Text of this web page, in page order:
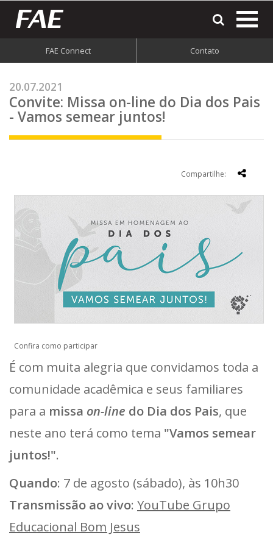
FAE Connect Contato
20.07.2021
Convite: Missa on-line do Dia dos Pais
- Vamos semear juntos!
Compartilhe:
Confira como participar
É com muita alegria que convidamos toda a
comunidade acadêmica e seus familiares
para a missa on-line do Dia dos Pais, que
neste ano terá como tema "Vamos semear
juntos!".
Quando: 7 de agosto (sábado), às 10h30
Transmissão ao vivo: YouTube Grupo
Educacional Bom Jesus